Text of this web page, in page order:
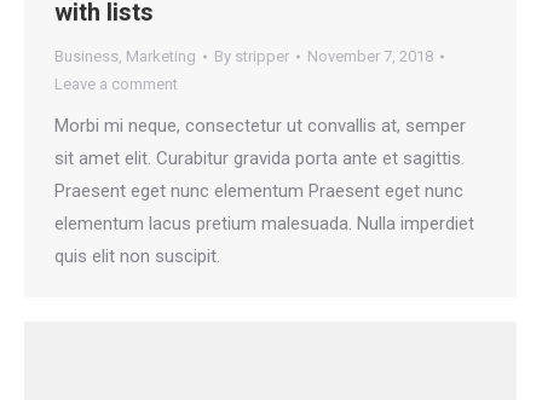
with lists
Business, Marketing By stripper
November 7, 2018
Leave a comment
Morbi mi neque, consectetur ut convallis at, semper
sit amet elit. Curabitur gravida porta ante et sagittis.
Praesent eget nunc elementum Praesent eget nunc
elementum lacus pretium malesuada. Nulla imperdiet
quis elit non suscipit.